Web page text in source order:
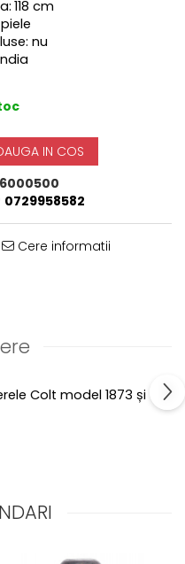
: 118 cm
nu
IN COS
0729958582
Cere informatii
Colt model 1873 și